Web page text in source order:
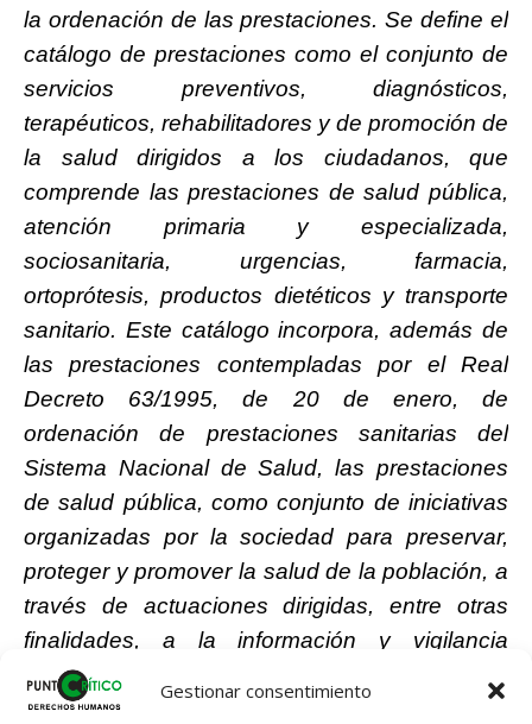
Gestionar consentimiento
la ordenación de las prestaciones. Se define el
catálogo de prestaciones como el conjunto de
servicios preventivos, diagnósticos,
terapéuticos, rehabilitadores y de promoción de
la salud dirigidos a los ciudadanos, que
comprende las prestaciones de salud pública,
atención primaria y especializada,
sociosanitaria, urgencias, farmacia,
ortoprótesis, productos dietéticos y transporte
sanitario. Este catálogo incorpora, además de
las prestaciones contempladas por el Real
Decreto 63/1995, de 20 de enero, de
ordenación de prestaciones sanitarias del
Sistema Nacional de Salud, las prestaciones
de salud pública, como conjunto de iniciativas
organizadas por la sociedad para preservar,
proteger y promover la salud de la población, a
través de actuaciones dirigidas, entre otras
finalidades, a la información y vigilancia
epidemiológica, la prevención de las
enfermedades, la promoción de la seguridad